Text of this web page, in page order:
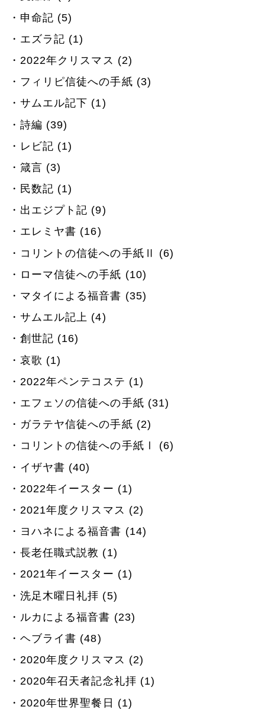
申命記 (5)
エズラ記 (1)
2022年クリスマス (2)
フィリピ信徒への手紙 (3)
サムエル記下 (1)
詩編 (39)
レビ記 (1)
箴言 (3)
民数記 (1)
出エジプト記 (9)
エレミヤ書 (16)
コリントの信徒への手紙Ⅱ (6)
ローマ信徒への手紙 (10)
マタイによる福音書 (35)
サムエル記上 (4)
創世記 (16)
哀歌 (1)
2022年ペンテコステ (1)
エフェソの信徒への手紙 (31)
ガラテヤ信徒への手紙 (2)
コリントの信徒への手紙Ⅰ (6)
イザヤ書 (40)
2022年イースター (1)
2021年度クリスマス (2)
ヨハネによる福音書 (14)
長老任職式説教 (1)
2021年イースター (1)
洗足木曜日礼拝 (5)
ルカによる福音書 (23)
ヘブライ書 (48)
2020年度クリスマス (2)
2020年召天者記念礼拝 (1)
2020年世界聖餐日 (1)